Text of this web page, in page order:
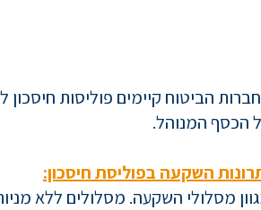
הביטוח קיימים פוליסות
הכסף המנוהל.
השקעה בפוליסת חיסכון:
מסלולי השקעה. מסלולים ללא מניות ועד 100 אחוז